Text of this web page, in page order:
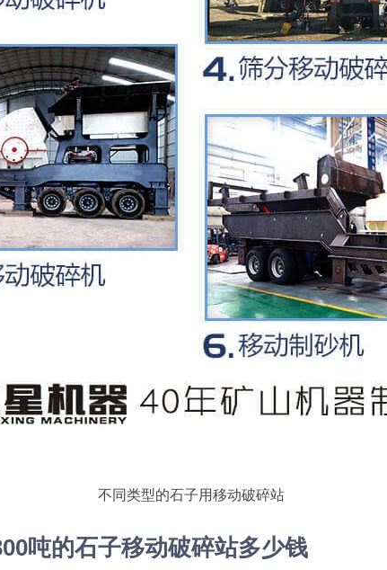
不同类型的石子用移动破碎站
吨的石子移动破碎站多少钱